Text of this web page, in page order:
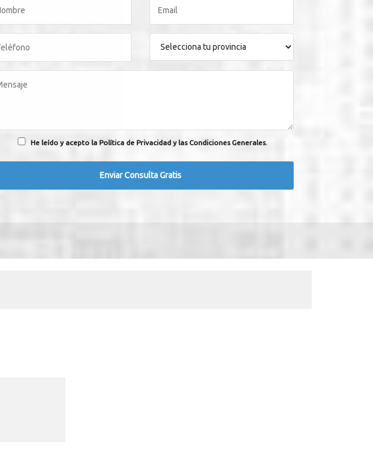
He leído y acepto la Política de Privacidad y las Condiciones Generales.